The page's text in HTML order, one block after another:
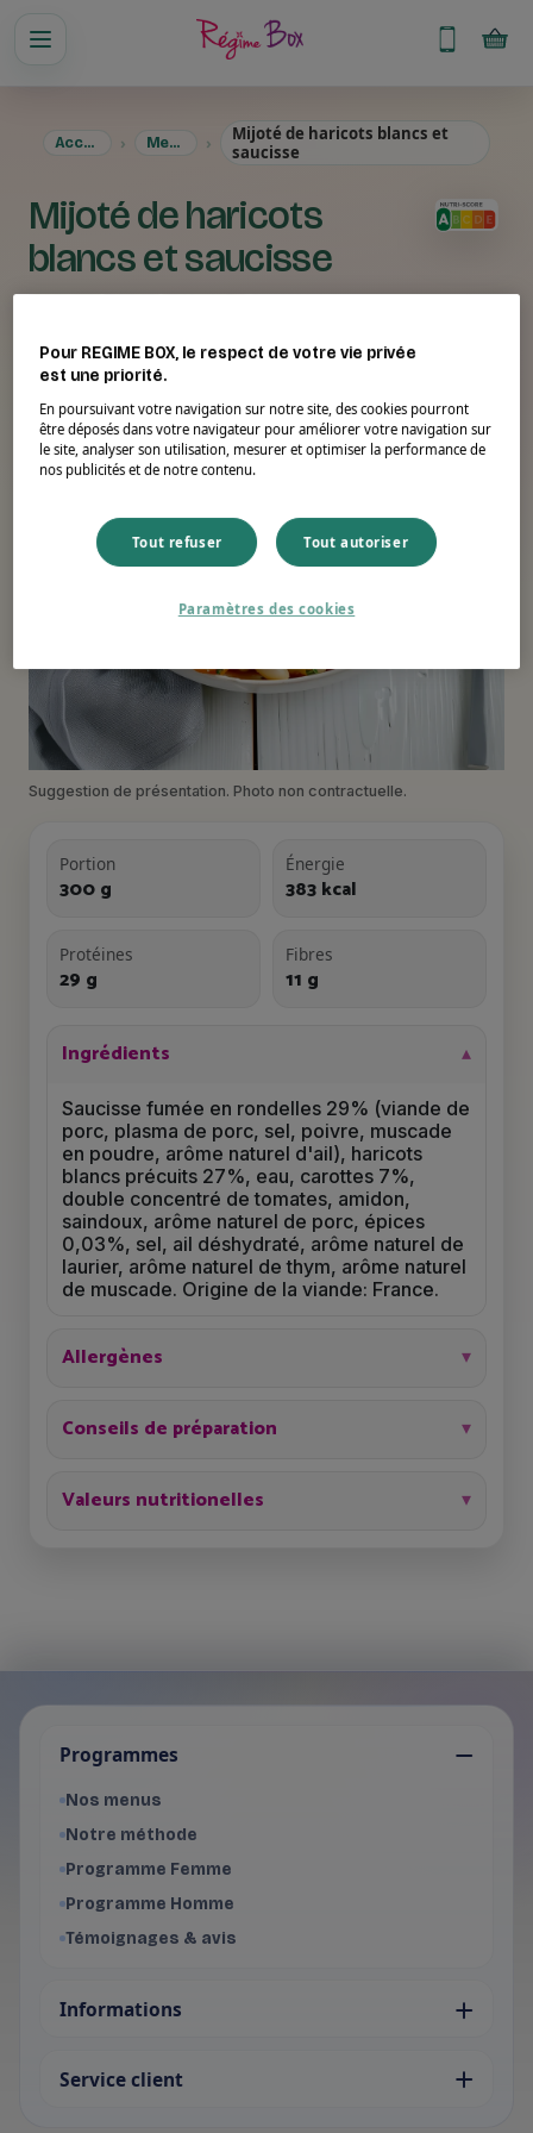
Accueil Menus
Mijoté de haricots blancs et
saucisse
Mijoté de haricots
blancs et saucisse
Suggestion de présentation. Photo non contractuelle.
Portion
300 g
Énergie
383 kcal
Protéines
29 g
Fibres
11 g
Ingrédients
Saucisse fumée en rondelles 29% (viande de
porc, plasma de porc, sel, poivre, muscade
en poudre, arôme naturel d'ail), haricots
blancs précuits 27%, eau, carottes 7%,
double concentré de tomates, amidon,
saindoux, arôme naturel de porc, épices
0,03%, sel, ail déshydraté, arôme naturel de
laurier, arôme naturel de thym, arôme naturel
de muscade. Origine de la viande: France.
Allergènes
Conseils de préparation
Valeurs nutritionelles
Je choisis mon programme
Programme Homme
Programmes
Nos menus
Notre méthode
Programme Femme
Programme Homme
Témoignages & avis
Informations
Service client
Pour REGIME BOX, le respect de votre vie privée
est une priorité.
En poursuivant votre navigation sur notre site, des cookies pourront
être déposés dans votre navigateur pour améliorer votre navigation sur
le site, analyser son utilisation, mesurer et optimiser la performance de
nos publicités et de notre contenu.
Tout refuser Tout autoriser
Paramètres des cookies